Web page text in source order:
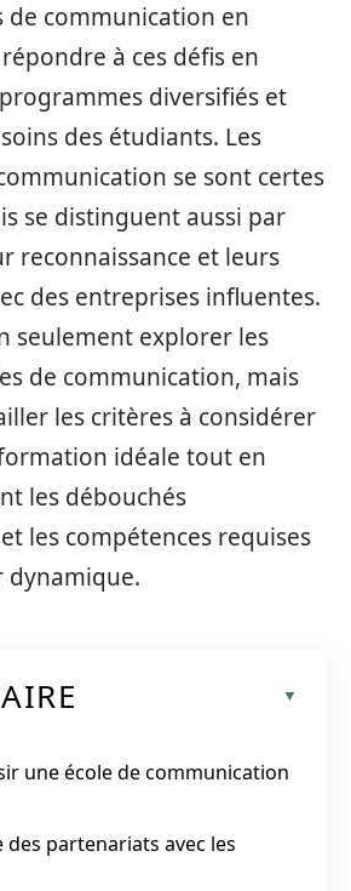
de communication en
à ces défis en
diversifiés et
des étudiants. Les
se sont certes
se distinguent aussi par
reconnaissance et leurs
des entreprises influentes.
seulement explorer les
de communication, mais
les critères à considérer
idéale tout en
les débouchés
les compétences requises
dynamique.
une école de communication
des partenariats avec les